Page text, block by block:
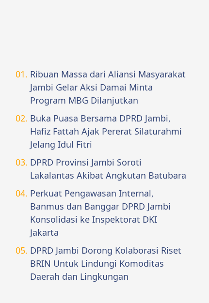
Ribuan Massa dari Aliansi Masyarakat
Jambi Gelar Aksi Damai Minta
Program MBG Dilanjutkan
Buka Puasa Bersama DPRD Jambi,
Hafiz Fattah Ajak Pererat Silaturahmi
Jelang Idul Fitri
DPRD Provinsi Jambi Soroti
Lakalantas Akibat Angkutan Batubara
Perkuat Pengawasan Internal,
Banmus dan Banggar DPRD Jambi
Konsolidasi ke Inspektorat DKI
Jakarta
DPRD Jambi Dorong Kolaborasi Riset
BRIN Untuk Lindungi Komoditas
Daerah dan Lingkungan